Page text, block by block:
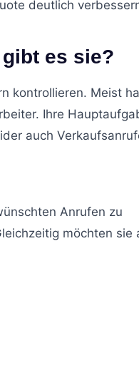
deutlich
es sie?
kontrollieren. Meist
Ihre
auch
Anrufen zu
möchten sie